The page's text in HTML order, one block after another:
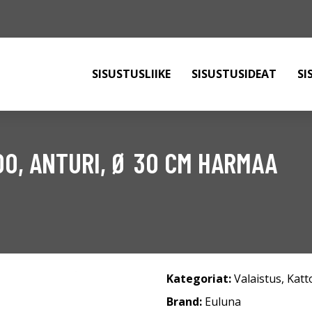
SISUSTUSLIIKE SISUSTUSIDEAT
ANTURI, Ø 30 CM HARMAA
Kategoriat:Valaistus,
Brand: Euluna